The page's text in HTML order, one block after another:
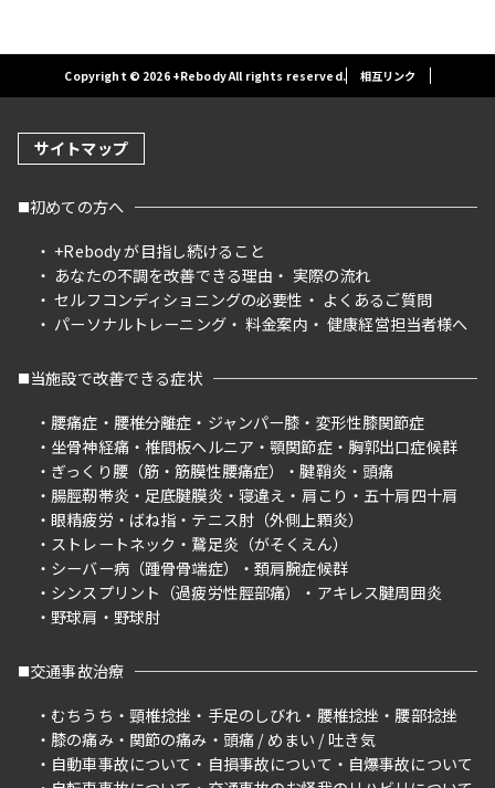
Copyright © 2026 +Rebody All rights reserved. 相互リンク
サイトマップ
初めての方へ
+Rebody が目指し続けること
あなたの不調を改善できる理由
実際の流れ
セルフコンディショニングの必要性
よくあるご質問
パーソナルトレーニング
料金案内 健康経営担当者様へ
当施設で改善できる症状
腰痛症
腰椎分離症 ジャンパー膝
変形性膝関節症
坐骨神経痛
椎間板ヘルニア 顎関節症
胸郭出口症候群
ぎっくり腰（筋・筋膜性腰痛症）
腱鞘炎
頭痛
腸脛靭帯炎
足底腱膜炎 寝違え 肩こり
五十肩四十肩
眼精疲労
ばね指
テニス肘（外側上顆炎）
ストレートネック
鵞足炎（がそくえん）
シーバー病（踵骨骨端症）
頚肩腕症候群
シンスプリント（過疲労性脛部痛）
アキレス腱周囲炎
野球肩
野球肘
交通事故治療
むちうち
頸椎捻挫 手足のしびれ 腰椎捻挫
腰部捻挫
膝の痛み
関節の痛み
頭痛 / めまい / 吐き気
自動車事故について
自損事故について
自爆事故について